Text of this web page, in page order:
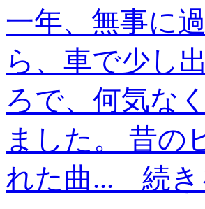
一年、無事に
ら、車で少し
ろで、何気な
ました。 昔の
れた曲... 続